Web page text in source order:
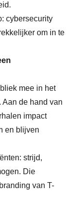
cybersecurity
om in te
mee in het
de hand van
impact
en blijven
strijd,
Die
van T-